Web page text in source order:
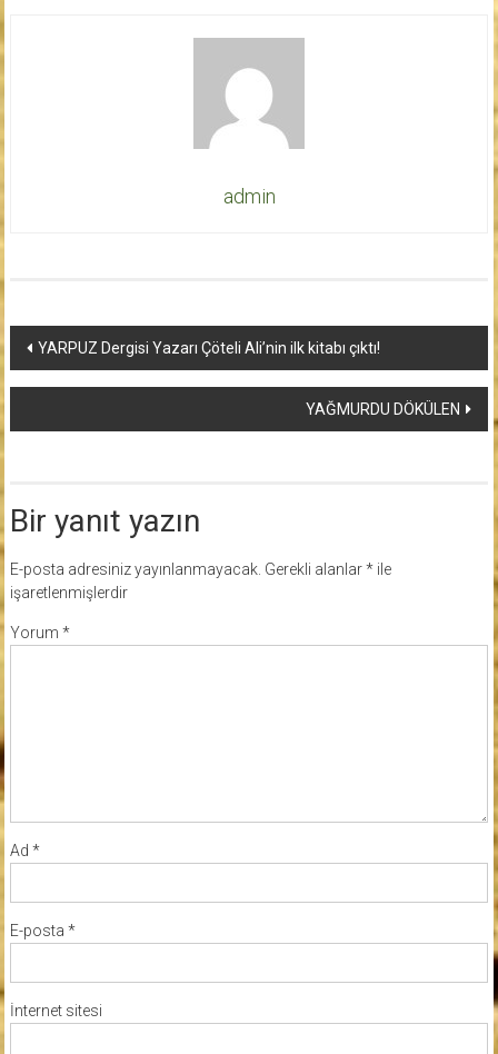
admin
Yazı
dolaşımı
YARPUZ Dergisi Yazarı Çöteli Ali’nin ilk kitabı çıktı!
YAĞMURDU DÖKÜLEN
Bir yanıt yazın
E-posta adresiniz yayınlanmayacak. Gerekli alanlar*ile
işaretlenmişlerdir
Yorum *
Ad *
E-posta *
İnternet sitesi